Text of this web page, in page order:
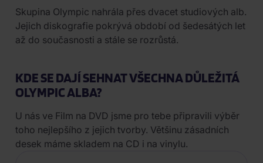
Skupina Olympic nahrála přes dvacet studiových alb.
Jejich diskografie pokrývá období od šedesátých let
až do současnosti a stále se rozrůstá.
KDE SE DAJÍ SEHNAT VŠECHNA DŮLEŽITÁ
OLYMPIC ALBA?
U nás ve Film na DVD jsme pro tebe připravili výběr
toho nejlepšího z jejich tvorby. Většinu zásadních
desek máme skladem na CD i na vinylu.